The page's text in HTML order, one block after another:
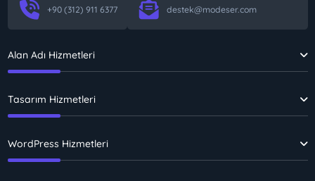
+90 (312) 911 6377 destek@modeser.com
Alan Adı Hizmetleri
Tasarım Hizmetleri
WordPress Hizmetleri